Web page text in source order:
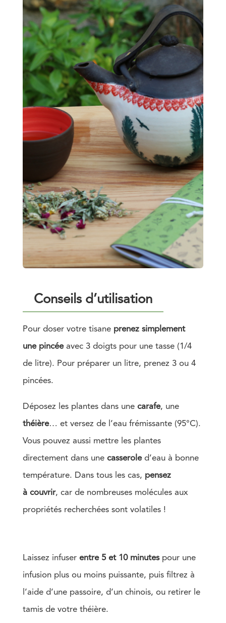
Conseils d’utilisation
Pour doser votre tisane prenez simplement
une pincéeavec 3 doigts pour une tasse (1/4
de litre). Pour préparer un litre, prenez 3 ou 4
pincées.
Déposez les plantes dans une carafe, une
théière… et versez de l’eau frémissante (95°C).
Vous pouvez aussi mettre les plantes
directement dans une casseroled’eau à bonne
température. Dans tous les cas, pensez
à couvrir, car de nombreuses molécules aux
propriétés recherchées sont volatiles !
Laissez infuser entre 5 et 10 minutespour une
infusion plus ou moins puissante, puis filtrez à
l’aide d’une passoire, d’un chinois, ou retirer le
tamis de votre théière.